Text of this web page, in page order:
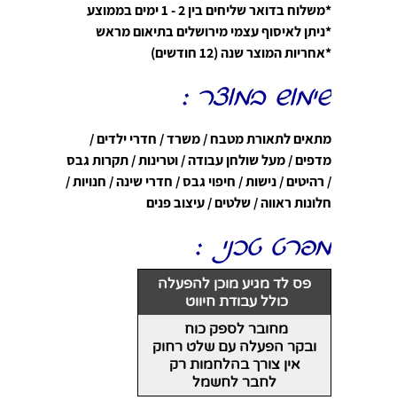
*משלוח בדואר שליחים בין 2 - 1 ימים בממוצע
*ניתן לאיסוף עצמי מירושלים בתיאום מראש
*אחריות המוצר שנה (12 חודשים)
שימוש במוצר :
מתאים לתאורת מטבח / משרד / חדרי ילדים /
מדפים / מעל שולחן עבודה / וטרינות / תקרות גבס
/ רהיטים / נישות / חיפוי גבס / חדרי שינה / חנויות /
חלונות ראווה / שלטים / עיצוב פנים
מפרט טכני :
פס לד מגיע מוכן להפעלה
כולל עבודת חיווט
מחובר לספק כוח
ובקר הפעלה עם שלט רחוק
אין צורך בהלחמות רק
לחבר לחשמל